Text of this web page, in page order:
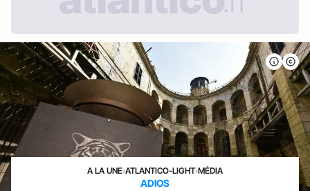
A LA UNE›ATLANTICO-LIGHT›MÉDIA
ADIOS